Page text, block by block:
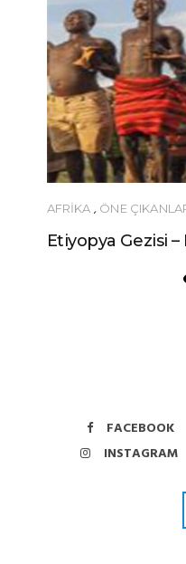
AFRIKA , ÖNE
Etiyopya Gezisi
FACEBOOK
INSTAGRAM